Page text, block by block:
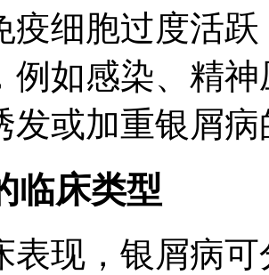
疫细胞过度活
例如感染、精
发或加重银屑
临床类型
表现，银屑病